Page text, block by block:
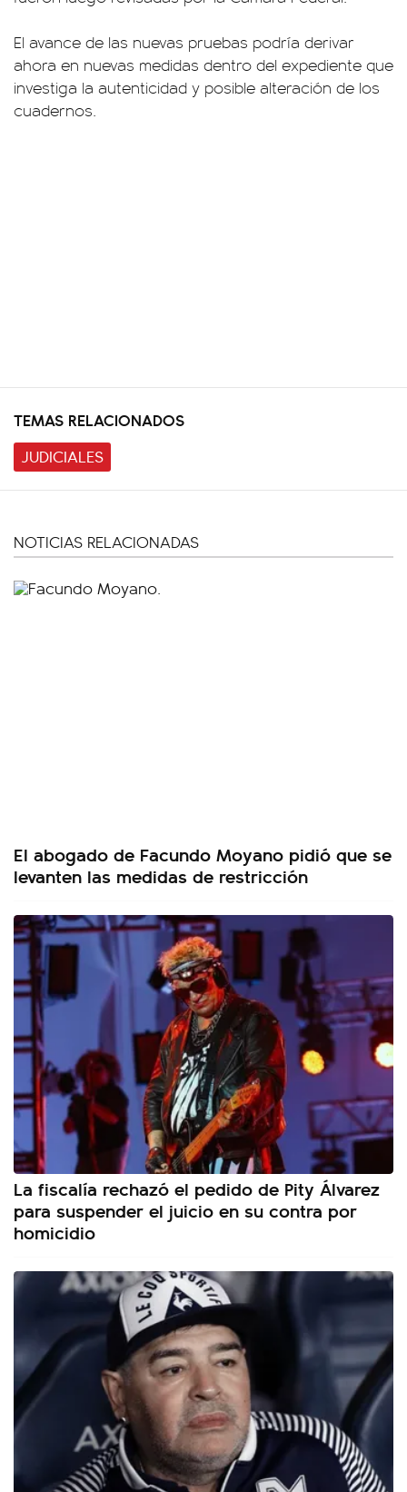
El avance de las nuevas pruebas podría derivar
ahora en nuevas medidas dentro del expediente que
investiga la autenticidad y posible alteración de los
cuadernos.
TEMAS RELACIONADOS
JUDICIALES
NOTICIAS RELACIONADAS
El abogado de Facundo Moyano pidió que se
levanten las medidas de restricción
La fiscalía rechazó el pedido de Pity Álvarez
para suspender el juicio en su contra por
homicidio